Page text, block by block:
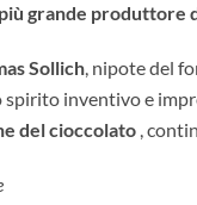
grande produttore
Sollich, nipote del
spirito inventivo e
del cioccolato ,